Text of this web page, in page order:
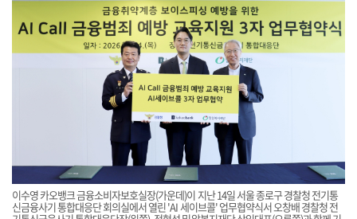
이수영 카오뱅크 금융소비자보호실장(가운데)이 지난 14일 서울 종로구 경찰청 전기통
신금융사기 통합대응단 회의실에서 열린 'AI 세이브콜' 업무협약식서 오창배 경찰청 전